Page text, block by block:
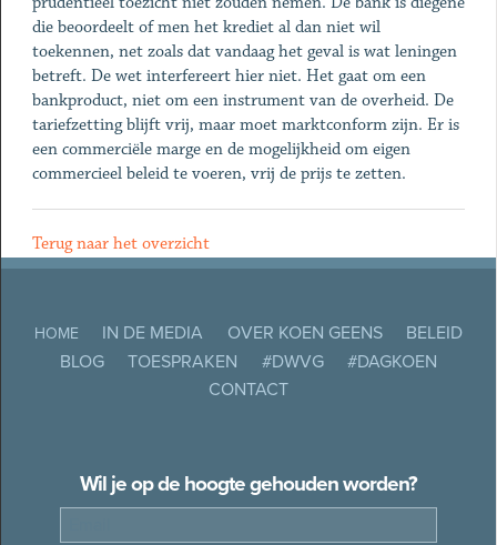
die beoordeelt of men het krediet al dan niet wil
toekennen, net zoals dat vandaag het geval is wat leningen
betreft. De wet interfereert hier niet. Het gaat om een
bankproduct, niet om een instrument van de overheid. De
tariefzetting blijft vrij, maar moet marktconform zijn. Er is
een commerciële marge en de mogelijkheid om eigen
commercieel beleid te voeren, vrij de prijs te zetten.
Terug naar het overzicht
HOME IN DE MEDIA OVER KOEN GEENS
BELEID
BLOG
TOESPRAKEN #DWVG
#DAGKOEN
CONTACT
Wil je op de hoogte gehouden worden?